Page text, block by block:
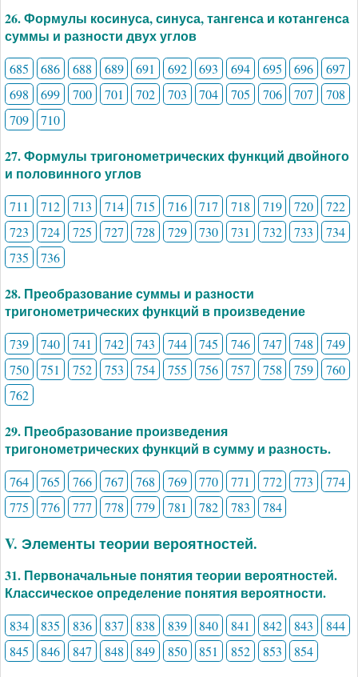
26. Формулы косинуса, синуса, тангенса и котангенса
суммы и разности двух углов
685 686 688 689 691 692 693 694 695 696
697
698
699 700 701 702 703 704 705 706 707
708
709
710
27. Формулы тригонометрических функций двойного
и половинного углов
711 712 713 714 715 716 717 718 719 720
722
723
724 725 727 728 729 730 731 732 733
734
735
736
28. Преобразование суммы и разности
тригонометрических функций в произведение
739 740 741 742 743 744 745 746 747 748
749
750
751 752 753 754 755 756 757 758 759
760
762
29. Преобразование произведения
тригонометрических функций в сумму и разность.
764 765 766 767 768 769 770 771 772 773
774
775
776 777 778 779 781 782 783 784
V. Элементы теории вероятностей.
31. Первоначальные понятия теории вероятностей.
Классическое определение понятия вероятности.
834 835 836 837 838 839 840 841 842 843
844
845
846 847 848 849 850 851 852 853 854